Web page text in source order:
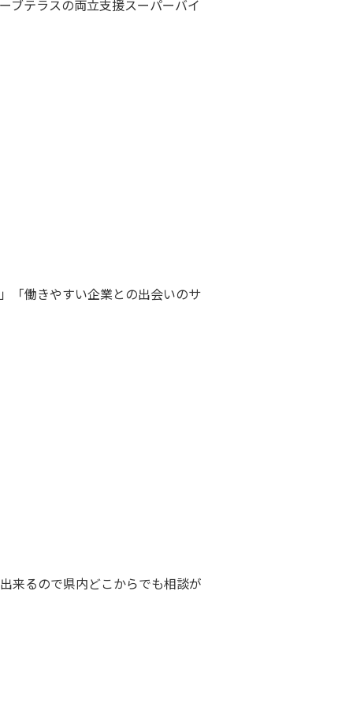
ブテラスの両立支援スーパーバイ
「働きやすい企業との出会いのサ
来るので県内どこからでも相談が